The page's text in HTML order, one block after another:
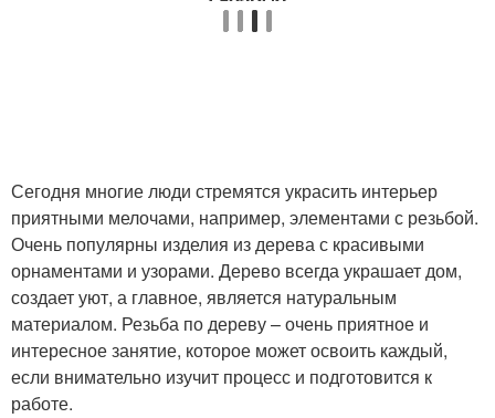
Сегодня многие люди стремятся украсить интерьер
приятными мелочами, например, элементами с резьбой.
Очень популярны изделия из дерева с красивыми
орнаментами и узорами. Дерево всегда украшает дом,
создает уют, а главное, является натуральным
материалом. Резьба по дереву – очень приятное и
интересное занятие, которое может освоить каждый,
если внимательно изучит процесс и подготовится к
работе.